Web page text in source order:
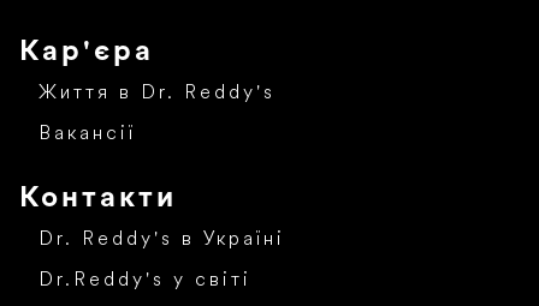
Кар'єра
Життя в Dr. Reddy's
Вакансії
Контакти
Dr. Reddy's в Україні
Dr.Reddy's у світі